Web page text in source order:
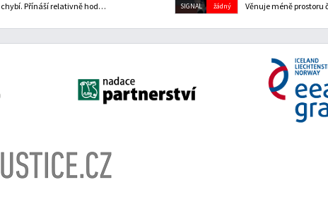
chybí. Přínáší relativně hod…
SIGNAL žádný
Věnuje méně prostoru